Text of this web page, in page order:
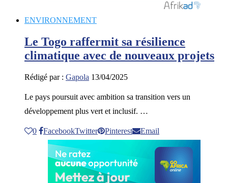
ENVIRONNEMENT
Le Togo raffermit sa résilience
climatique avec de nouveaux projets
Rédigé par : Gapola 13/04/2025
Le pays poursuit avec ambition sa transition vers un
développement plus vert et inclusif. …
0 FacebookTwitter Pinterest Email